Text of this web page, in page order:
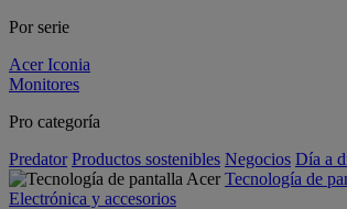
Por serie
Acer Iconia
Monitores
Pro categoría
Predator Productos sostenibles Negocios Día a
Tecnología de
Electrónica y accesorios